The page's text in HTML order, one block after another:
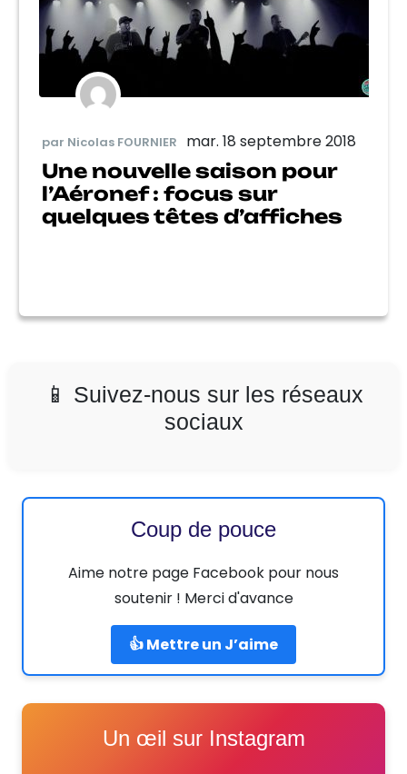
par Nicolas FOURNIER mar. 18 septembre 2018
Une nouvelle saison pour
l’Aéronef : focus sur
quelques têtes d’affiches
📱 Suivez-nous sur les réseaux
sociaux
Coup de pouce
Aime notre page Facebook pour nous
soutenir ! Merci d'avance
👍 Mettre un J’aime
Un œil sur Instagram